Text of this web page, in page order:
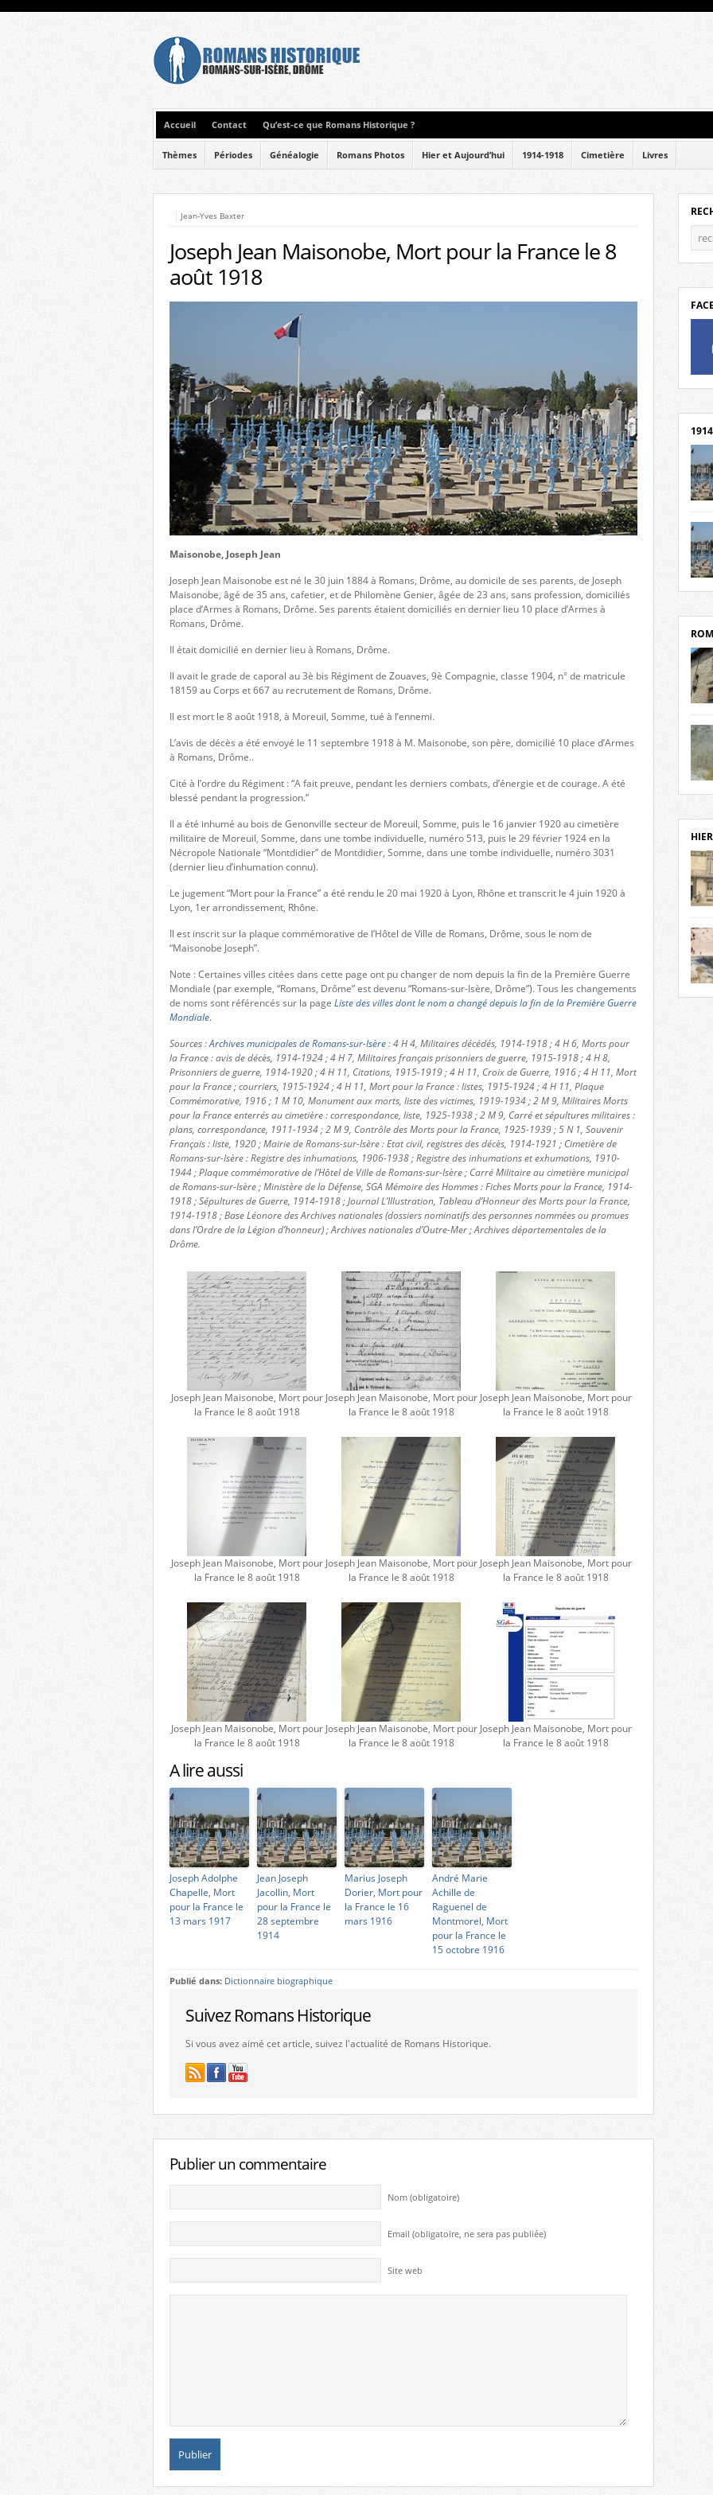
Accueil Contact Qu’est-ce que Romans Historique ?
Thèmes Périodes Généalogie Romans Photos Hier et Aujourd’hui 1914-1918 Cimetière Livres
Jean-Yves Baxter
Joseph Jean Maisonobe, Mort pour la France le 8
août 1918
Maisonobe, Joseph Jean
Joseph Jean Maisonobe est né le 30 juin 1884 à Romans, Drôme, au domicile de ses parents, de Joseph
Maisonobe, âgé de 35 ans, cafetier, et de Philomène Genier, âgée de 23 ans, sans profession, domiciliés
place d’Armes à Romans, Drôme. Ses parents étaient domiciliés en dernier lieu 10 place d’Armes à
Romans, Drôme.
Il était domicilié en dernier lieu à Romans, Drôme.
Il avait le grade de caporal au 3è bis Régiment de Zouaves, 9è Compagnie, classe 1904, n° de matricule
18159 au Corps et 667 au recrutement de Romans, Drôme.
Il est mort le 8 août 1918, à Moreuil, Somme, tué à l’ennemi.
L’avis de décès a été envoyé le 11 septembre 1918 à M. Maisonobe, son père, domicilié 10 place d’Armes
à Romans, Drôme..
Cité à l’ordre du Régiment : “A fait preuve, pendant les derniers combats, d’énergie et de courage. A été
blessé pendant la progression.”
Il a été inhumé au bois de Genonville secteur de Moreuil, Somme, puis le 16 janvier 1920 au cimetière
militaire de Moreuil, Somme, dans une tombe individuelle, numéro 513, puis le 29 février 1924 en la
Nécropole Nationale “Montdidier” de Montdidier, Somme, dans une tombe individuelle, numéro 3031
(dernier lieu d’inhumation connu).
Le jugement “Mort pour la France” a été rendu le 20 mai 1920 à Lyon, Rhône et transcrit le 4 juin 1920 à
Lyon, 1er arrondissement, Rhône.
Il est inscrit sur la plaque commémorative de l’Hôtel de Ville de Romans, Drôme, sous le nom de
“Maisonobe Joseph”.
Note : Certaines villes citées dans cette page ont pu changer de nom depuis la fin de la Première Guerre
Mondiale (par exemple, “Romans, Drôme” est devenu “Romans-sur-Isère, Drôme”). Tous les changements
de noms sont référencés sur la page Liste des villes dont le nom a changé depuis la fin de la Première Guerre
Mondiale.
Sources :Archives municipales de Romans-sur-Isère: 4 H 4, Militaires décédés, 1914-1918 ; 4 H 6, Morts pour
la France : avis de décès, 1914-1924 ; 4 H 7, Militaires français prisonniers de guerre, 1915-1918 ; 4 H 8,
Prisonniers de guerre, 1914-1920 ; 4 H 11, Citations, 1915-1919 ; 4 H 11, Croix de Guerre, 1916 ; 4 H 11, Mort
pour la France ; courriers, 1915-1924 ; 4 H 11, Mort pour la France : listes, 1915-1924 ; 4 H 11, Plaque
Commémorative, 1916 ; 1 M 10, Monument aux morts, liste des victimes, 1919-1934 ; 2 M 9, Militaires Morts
pour la France enterrés au cimetière : correspondance, liste, 1925-1938 ; 2 M 9, Carré et sépultures militaires :
plans, correspondance, 1911-1934 ; 2 M 9, Contrôle des Morts pour la France, 1925-1939 ; 5 N 1, Souvenir
Français : liste, 1920 ; Mairie de Romans-sur-Isère : Etat civil, registres des décès, 1914-1921 ; Cimetière de
Romans-sur-Isère : Registre des inhumations, 1906-1938 ; Registre des inhumations et exhumations, 1910-
1944 ; Plaque commémorative de l’Hôtel de Ville de Romans-sur-Isère ; Carré Militaire au cimetière municipal
de Romans-sur-Isère ; Ministère de la Défense, SGA Mémoire des Hommes : Fiches Morts pour la France, 1914-
1918 ; Sépultures de Guerre, 1914-1918 ; Journal L’Illustration, Tableau d’Honneur des Morts pour la France,
1914-1918 ; Base Léonore des Archives nationales (dossiers nominatifs des personnes nommées ou promues
dans l’Ordre de la Légion d’honneur) ; Archives nationales d’Outre-Mer ; Archives départementales de la
Drôme.
Joseph Jean Maisonobe, Mort pour
la France le 8 août 1918
Joseph Jean Maisonobe, Mort pour
la France le 8 août 1918
Joseph Jean Maisonobe, Mort pour
la France le 8 août 1918
Joseph Jean Maisonobe, Mort pour
la France le 8 août 1918
Joseph Jean Maisonobe, Mort pour
la France le 8 août 1918
Joseph Jean Maisonobe, Mort pour
la France le 8 août 1918
Joseph Jean Maisonobe, Mort pour
la France le 8 août 1918
Joseph Jean Maisonobe, Mort pour
la France le 8 août 1918
Joseph Jean Maisonobe, Mort pour
la France le 8 août 1918
A lire aussi
Joseph Adolphe
Chapelle, Mort
pour la France le
13 mars 1917
Jean Joseph
Jacollin, Mort
pour la France le
28 septembre
1914
Marius Joseph
Dorier, Mort pour
la France le 16
mars 1916
André Marie
Achille de
Raguenel de
Montmorel, Mort
pour la France le
15 octobre 1916
Publié dans: Dictionnaire biographique
Suivez Romans Historique
Si vous avez aimé cet article, suivez l'actualité de Romans Historique.
Publier un commentaire
Nom (obligatoire)
Email (obligatoire, ne sera pas publiée)
Site web
par
de